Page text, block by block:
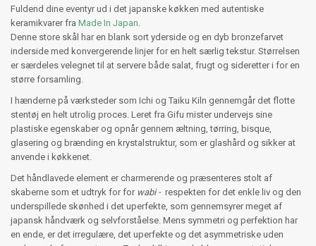
Fuldend dine eventyr ud i det japanske køkken med autentiske
keramikvarer fra Made In Japan.
Denne store skål har en blank sort yderside og en dyb bronzefarvet
inderside med konvergerende linjer for en helt særlig tekstur. Størrelsen
er særdeles velegnet til at servere både salat, frugt og sideretter i for en
større forsamling.
I hænderne på værksteder som Ichi og Taiku Kiln gennemgår det flotte
stentøj en helt utrolig proces. Leret fra Gifu mister undervejs sine
plastiske egenskaber og opnår gennem æltning, tørring, bisque,
glasering og brænding en krystalstruktur, som er glashård og sikker at
anvende i køkkenet.
Det håndlavede element er charmerende og præsenteres stolt af
skaberne som et udtryk for for wabi - respekten for det enkle liv og den
underspillede skønhed i det uperfekte, som gennemsyrer meget af
japansk håndværk og selvforståelse. Mens symmetri og perfektion har
en ende, er det irregulære, det uperfekte og det asymmetriske uden